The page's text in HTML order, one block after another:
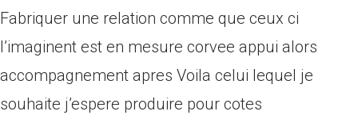
Fabriquer une relation comme que ceux ci
l’imaginent est en mesure corvee appui alors
accompagnement apres Voila celui lequel je
souhaite j’espere produire pour cotes